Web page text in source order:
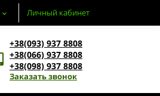
Личный кабинет
+38(093) 937 8808
+38(066) 937 8808
+38(098) 937 8808
Заказать звонок